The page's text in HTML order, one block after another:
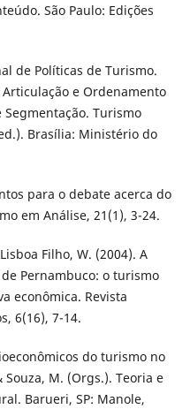
São Paulo: Edições
de Políticas de Turismo.
e Ordenamento
Turismo
Brasília: Ministério do
para o debate acerca do
em Análise, 21(1), 3-24.
Filho, W. (2004). A
Pernambuco: o turismo
econômica. Revista
6(16), 7-14.
do turismo no
M. (Orgs.). Teoria e
Barueri, SP: Manole,